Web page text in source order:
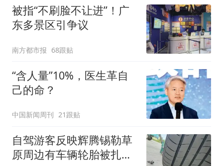
被指“不刷脸不让进”！广
东多景区引争议
南方都市报 68跟贴
“含人量”10%，医生革自
己的命？
中国新闻周刊 21跟贴
自驾游客反映辉腾锡勒草
原周边有车辆轮胎被扎，